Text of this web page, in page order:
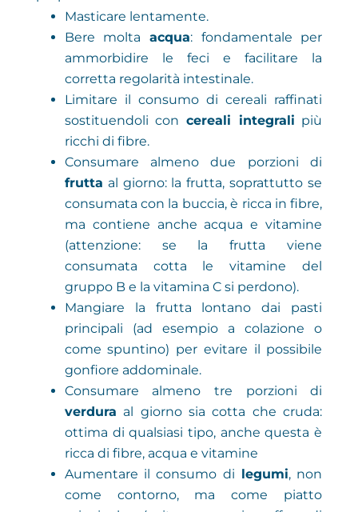
Masticare lentamente.
Bere molta acqua: fondamentale per
ammorbidire le feci e facilitare la
corretta regolarità intestinale.
Limitare il consumo di cereali raffinati
sostituendoli con cereali integrali più
ricchi di fibre.
Consumare almeno due porzioni di
frutta al giorno: la frutta, soprattutto se
consumata con la buccia, è ricca in fibre,
ma contiene anche acqua e vitamine
(attenzione: se la frutta viene
consumata cotta le vitamine del
gruppo B e la vitamina C si perdono).
Mangiare la frutta lontano dai pasti
principali (ad esempio a colazione o
come spuntino) per evitare il possibile
gonfiore addominale.
Consumare almeno tre porzioni di
verdura al giorno sia cotta che cruda:
ottima di qualsiasi tipo, anche questa è
ricca di fibre, acqua e vitamine
Aumentare il consumo di legumi, non
come contorno, ma come piatto